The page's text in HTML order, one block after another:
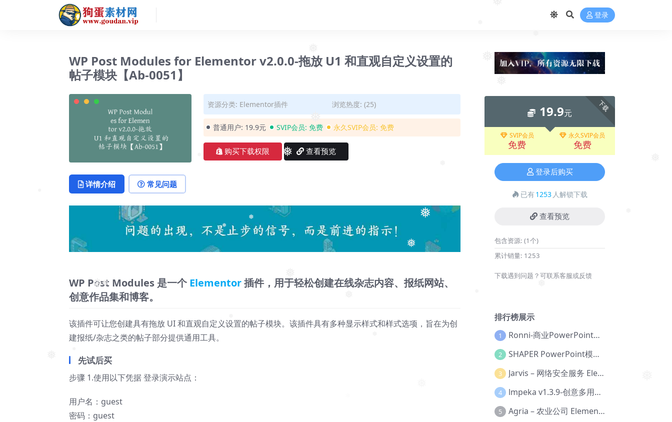
❅
❅
❅
❅
❅
❅
登录
WP Post Modules for Elementor v2.0.0-拖放 U1 和直观自定义设置的
帖子模块【Ab-0051】
资源分类: Elementor插件 浏览热度: (25)
普通用户: 19.9元 SVIP会员: 免费 永久SVIP会员: 免费
购买下载权限 查看预览
详情介绍 常见问题
WP Post Modules 是一个 Elementor插件，用于轻松创建在线杂志内容、报纸网站、
创意作品集和博客。
该插件可让您创建具有拖放 UI 和直观自定义设置的帖子模块。该插件具有多种显示样式和样式选项，旨在为创
建报纸/杂志之类的帖子部分提供通用工具。
先试后买
步骤 1.使用以下凭据 登录演示站点：
用户名：guest
密码：guest
下载
19.9元
SVIP会员
免费
永久SVIP会员
免费
登录后购买
已有1253 人解锁下载
查看预览
包含资源: (1个)
累计销量: 1253
下载遇到问题？可联系客服或反馈
排行榜展示
1 Ronni-商业PowerPoint模板【Dc-0077】
2 SHAPER PowerPoint模板【Dc-0184】
3 Jarvis – 网络安全服务 Elementor 模板套件【Aa-0035】
4 lmpeka v1.3.9-创意多用途 WordPress 主题【Be-0064】
5 Agria – 农业公司 Elementor Pro 模板套件【Aa-0003】